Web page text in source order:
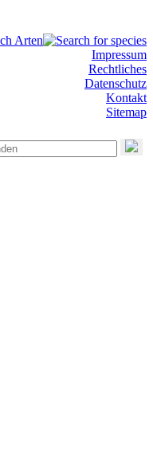
Impressum
Rechtliches
Datenschutz
Kontakt
Sitemap